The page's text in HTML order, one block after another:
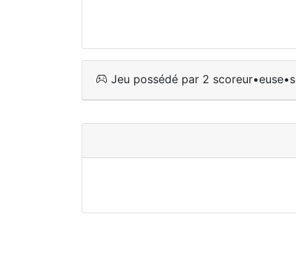
Jeu possédé par 2 scoreur•euse•s